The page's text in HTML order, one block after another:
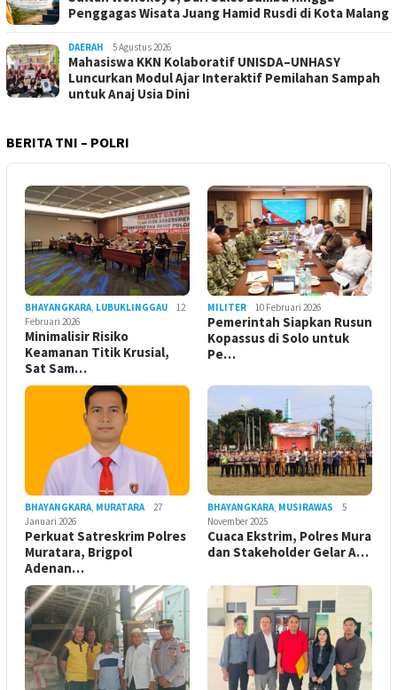
Penggagas Wisata Juang Hamid Rusdi di Kota Malang
DAERAH 5 Agustus 2026
Mahasiswa KKN Kolaboratif UNISDA–UNHASY
Luncurkan Modul Ajar Interaktif Pemilahan Sampah
untuk Anaj Usia Dini
BERITA TNI – POLRI
BHAYANGKARA, LUBUKLINGGAU
12
Februari 2026
Minimalisir Risiko
Keamanan Titik Krusial,
Sat Sam…
MILITER 10 Februari 2026
Pemerintah Siapkan Rusun
Kopassus di Solo untuk
Pe…
BHAYANGKARA, MURATARA
27
Januari 2026
Perkuat Satreskrim Polres
Muratara, Brigpol
Adenan…
BHAYANGKARA, MUSIRAWAS
5
November 2025
Cuaca Ekstrim, Polres Mura
dan Stakeholder Gelar A…